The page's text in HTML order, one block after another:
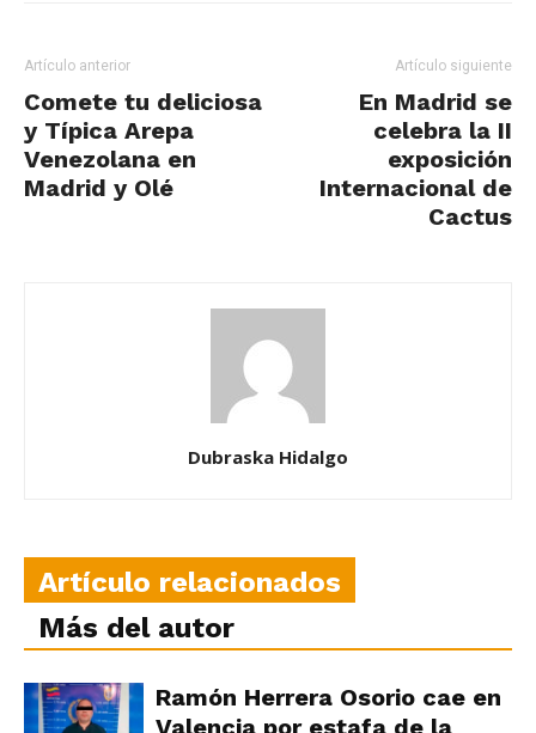
Artículo anterior
Comete tu deliciosa
y Típica Arepa
Venezolana en
Madrid y Olé
Artículo siguiente
En Madrid se
celebra la II
exposición
Internacional de
Cactus
Dubraska Hidalgo
Artículo relacionados
Más del autor
Ramón Herrera Osorio cae en
Valencia por estafa de la